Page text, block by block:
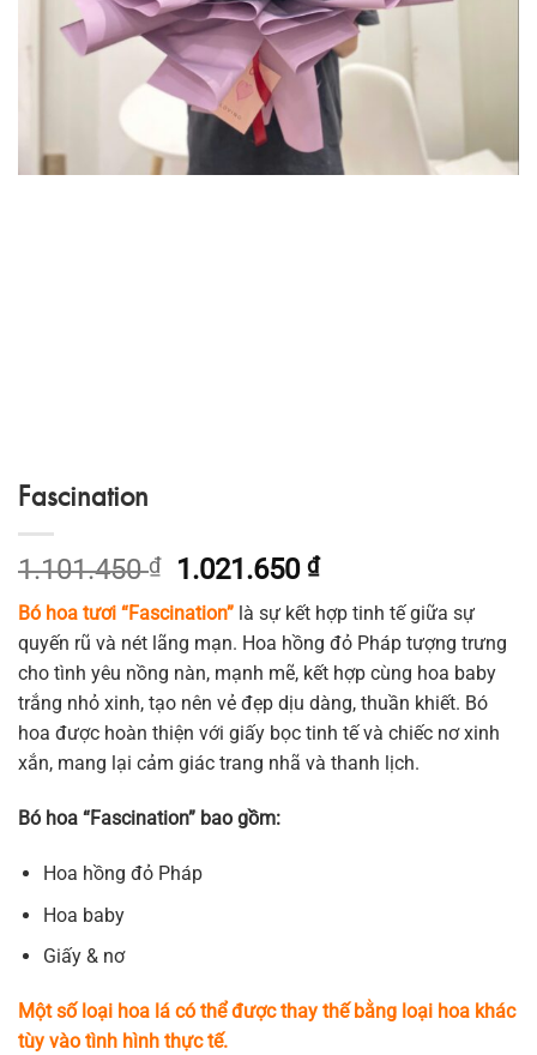
Fascination
1.101.450₫
Giá
gốc
là:
1.101.450 ₫.
1.021.650₫Giá
hiện
tại
là:
1.021.650 ₫.
Bó hoa tươi “Fascination” là sự kết hợp tinh tế giữa sự
quyến rũ và nét lãng mạn. Hoa hồng đỏ Pháp tượng trưng
cho tình yêu nồng nàn, mạnh mẽ, kết hợp cùng hoa baby
trắng nhỏ xinh, tạo nên vẻ đẹp dịu dàng, thuần khiết. Bó
hoa được hoàn thiện với giấy bọc tinh tế và chiếc nơ xinh
xắn, mang lại cảm giác trang nhã và thanh lịch.
Bó hoa “Fascination” bao gồm:
Hoa hồng đỏ Pháp
Hoa baby
Giấy & nơ
Một số loại hoa lá có thể được thay thế bằng loại hoa khác
tùy vào tình hình thực tế.